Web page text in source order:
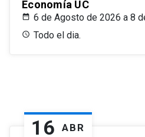
Economía UC
6 de Agosto de 2026 a 8
Todo el dia.
16 ABR